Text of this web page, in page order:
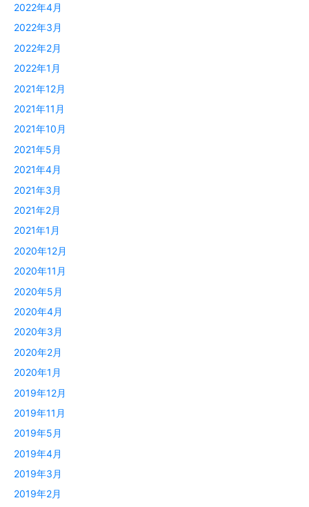
2022年4月
2022年3月
2022年2月
2022年1月
2021年12月
2021年11月
2021年10月
2021年5月
2021年4月
2021年3月
2021年2月
2021年1月
2020年12月
2020年11月
2020年5月
2020年4月
2020年3月
2020年2月
2020年1月
2019年12月
2019年11月
2019年5月
2019年4月
2019年3月
2019年2月